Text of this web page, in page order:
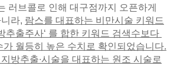
러브콜로 인해 대구점까지 오픈하게
라, 람스를 대표하는 비만시술 키워드
추출주사‘ 를 합한 키워드 검색수보다
가 월등히 높은 수치로 확인되었습니다.
방추출∙시술을 대표하는 원조 시술로